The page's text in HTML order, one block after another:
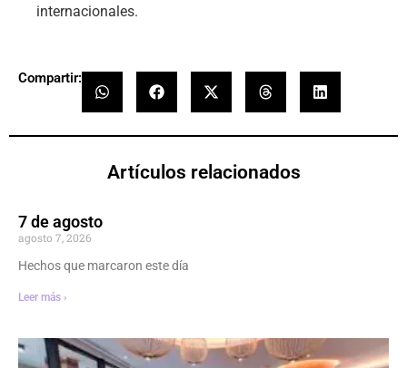
internacionales.
Compartir:
Artículos relacionados
7 de agosto
agosto 7, 2026
Hechos que marcaron este día
Leer más ›